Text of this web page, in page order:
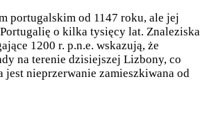
portugalskim od 1147 roku, ale jej
o kilka tysięcy lat. Znaleziska
1200 r. p.n.e. wskazują, że
na terenie dzisiejszej Lizbony, co
jest nieprzerwanie zamieszkiwana od